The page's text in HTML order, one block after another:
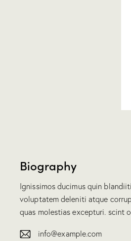
Biography
Ignissimos ducimus quin
voluptatem deleniti atque
quas molestias excepturi. scint
info@example.com